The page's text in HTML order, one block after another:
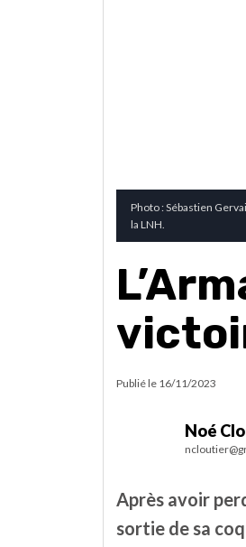
Photo : Sébastien
la LNH.
Publié le 16/11/2023
Noé
Après avoir
sortie de sa